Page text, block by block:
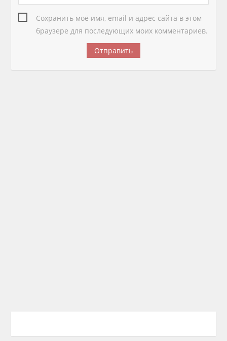
Сохранить моё имя, email и адрес сайта в этом
браузере для последующих моих комментариев.